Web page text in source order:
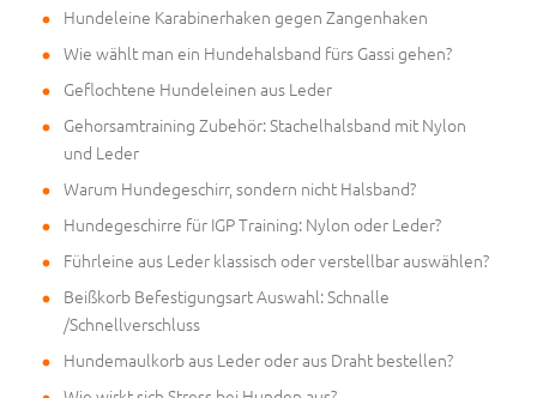
Hundeleine Karabinerhaken gegen Zangenhaken
Wie wählt man ein Hundehalsband fürs Gassi gehen?
Geflochtene Hundeleinen aus Leder
Gehorsamtraining Zubehör: Stachelhalsband mit Nylon
und Leder
Warum Hundegeschirr, sondern nicht Halsband?
Hundegeschirre für IGP Training: Nylon oder Leder?
Führleine aus Leder klassisch oder verstellbar auswählen?
Beißkorb Befestigungsart Auswahl: Schnalle
/Schnellverschluss
Hundemaulkorb aus Leder oder aus Draht bestellen?